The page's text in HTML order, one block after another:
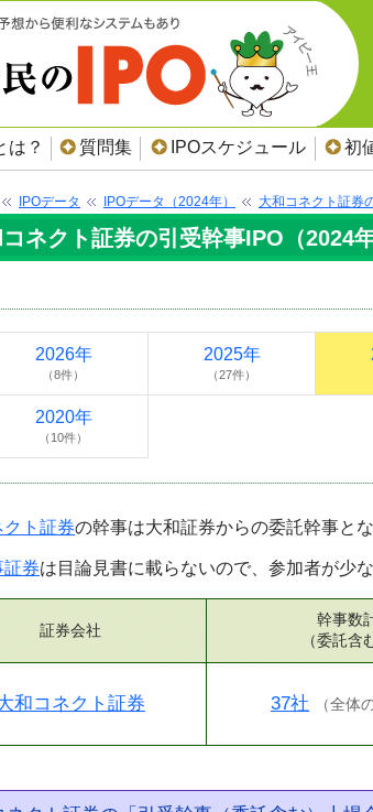
は？ 質問集 IPOスケジュール 初
IPOデータ IPOデータ（2024年） 大和コネクト証券
ネクト証券の引受幹事IPO（2024年
2026年
（8件）
2025年
（27件）
2020年
（10件）
クト証券の幹事は大和証券からの委託幹事とな
証券は目論見書に載らないので、参加者が少
証券会社
和コネクト証券
幹事数
（委託含
37社 （全体